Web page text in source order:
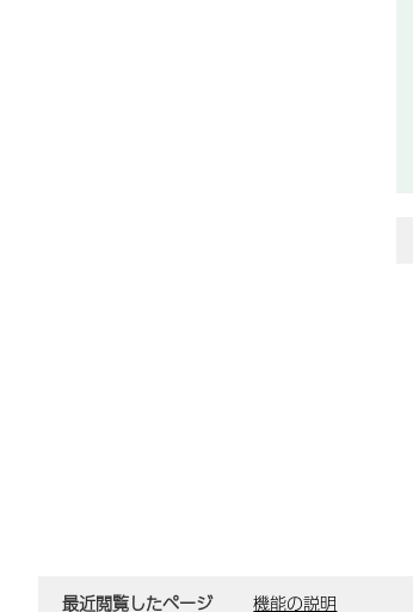
最近閲覧したページ 機能の説明